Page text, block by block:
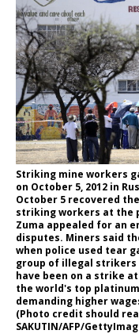
Striking mine workers
on October 5, 2012 in
October 5 recovered
striking workers at the
Zuma appealed for an
disputes. Miners said
when police used tear
group of illegal strikers
have been on a strike
the world's top
demanding higher wages.
(Photo credit should read
SAKUTIN/AFP/